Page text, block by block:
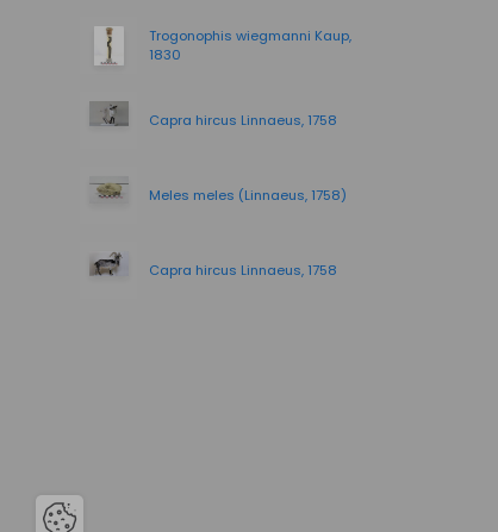
Trogonophis wiegmanni Kaup,
1830
Capra hircus Linnaeus, 1758
Meles meles (Linnaeus, 1758)
Capra hircus Linnaeus, 1758